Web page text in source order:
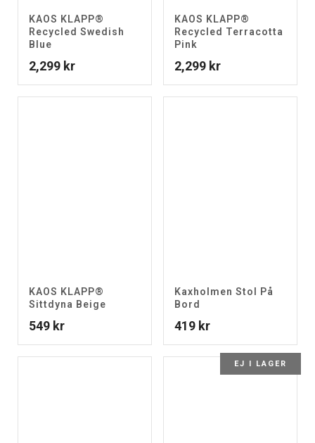
KAOS KLAPP®
Recycled Swedish
Blue
2,299 kr
KAOS KLAPP®
Recycled Terracotta
Pink
2,299 kr
KAOS KLAPP®
Sittdyna Beige
549 kr
Kaxholmen Stol På
Bord
419 kr
EJ I LAGER